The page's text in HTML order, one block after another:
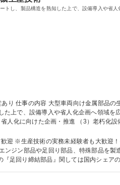
し、製品構造を熟知した上で、設備導入や省人
上で、設備導入や省人化企画へ領域を
人化に向けた企画・推進 （3）老朽化設
体の最適化まで一貫して関われるため
です。 募集職種 【横浜/生産技術】面接1回!/国内TOPシェアの自社製品/転
迎 ※生産技術の実務未経験者も大歓迎
足回り締結部品』関しては国内シェア